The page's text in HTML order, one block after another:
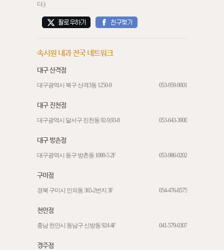
다.)
속시원 내과 전국 네트워크
대구 산격점
대구광역시 북구 산격3동 1250-9 053-959-9001
대구 진천점
대구광역시 달서구 진천동 92-9,93-8 053-643-3900
대구 방촌점
대구광역시 동구 방촌동 1089-5 2F 053-986-0202
구미점
경북 구미시 인의동 365-2번지 3F 054-476-8575
천안점
충남 천안시 동남구 신방동 924 4F 041-579-0307
경주점